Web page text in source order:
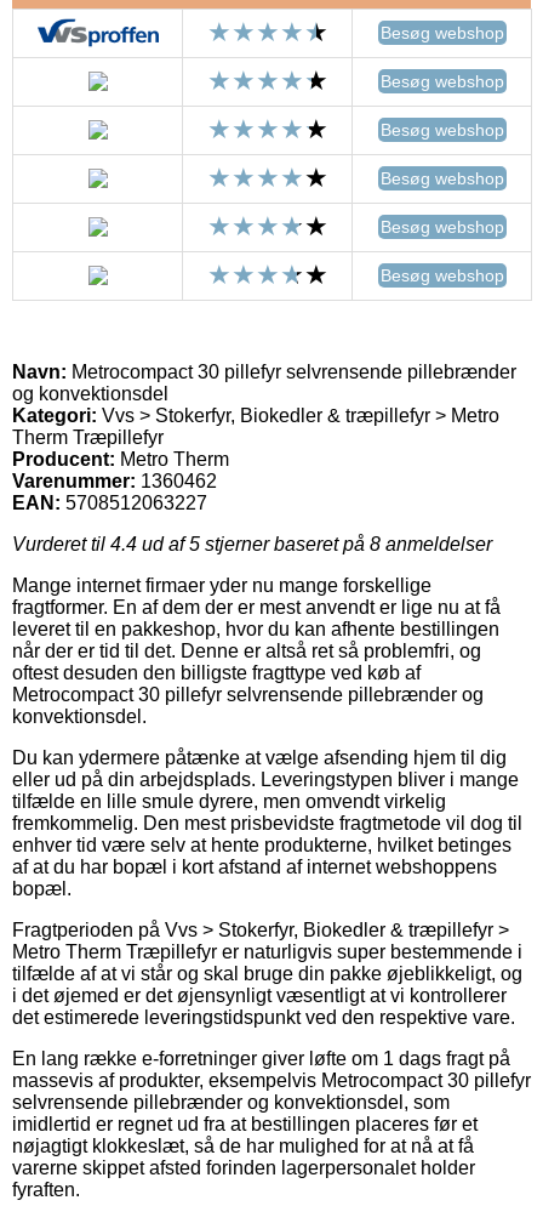
Besøg webshop
Besøg webshop
Besøg webshop
Besøg webshop
Besøg webshop
Besøg webshop
Navn: Metrocompact 30 pillefyr selvrensende pillebrænder
og konvektionsdel
Kategori: Vvs > Stokerfyr, Biokedler & træpillefyr > Metro
Therm Træpillefyr
Producent: Metro Therm
Varenummer: 1360462
EAN: 5708512063227
Vurderet til 4.4 ud af 5 stjerner baseret på 8 anmeldelser
Mange internet firmaer yder nu mange forskellige
fragtformer. En af dem der er mest anvendt er lige nu at få
leveret til en pakkeshop, hvor du kan afhente bestillingen
når der er tid til det. Denne er altså ret så problemfri, og
oftest desuden den billigste fragttype ved køb af
Metrocompact 30 pillefyr selvrensende pillebrænder og
konvektionsdel.
Du kan ydermere påtænke at vælge afsending hjem til dig
eller ud på din arbejdsplads. Leveringstypen bliver i mange
tilfælde en lille smule dyrere, men omvendt virkelig
fremkommelig. Den mest prisbevidste fragtmetode vil dog til
enhver tid være selv at hente produkterne, hvilket betinges
af at du har bopæl i kort afstand af internet webshoppens
bopæl.
Fragtperioden på Vvs > Stokerfyr, Biokedler & træpillefyr >
Metro Therm Træpillefyr er naturligvis super bestemmende i
tilfælde af at vi står og skal bruge din pakke øjeblikkeligt, og
i det øjemed er det øjensynligt væsentligt at vi kontrollerer
det estimerede leveringstidspunkt ved den respektive vare.
En lang række e-forretninger giver løfte om 1 dags fragt på
massevis af produkter, eksempelvis Metrocompact 30 pillefyr
selvrensende pillebrænder og konvektionsdel, som
imidlertid er regnet ud fra at bestillingen placeres før et
nøjagtigt klokkeslæt, så de har mulighed for at nå at få
varerne skippet afsted forinden lagerpersonalet holder
fyraften.